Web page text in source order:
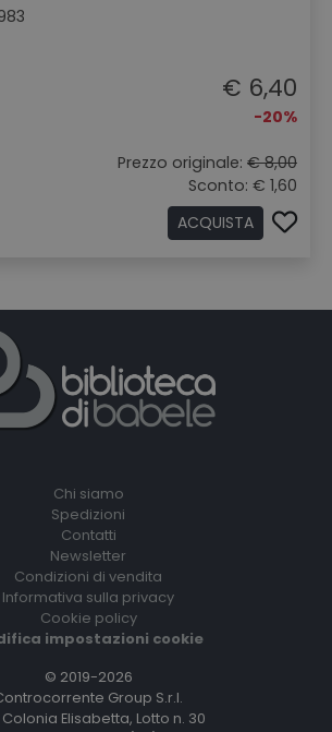
€ 6,40
-20%
Prezzo originale: € 8,00
Sconto: € 1,60
ACQUISTA
Chi siamo
Spedizioni
Contatti
Newsletter
Condizioni di vendita
Informativa sulla privacy
Cookie policy
impostazioni cookie
© 2019-2026
Group S.r.l.
Colonia Elisabetta, Lotto n. 30